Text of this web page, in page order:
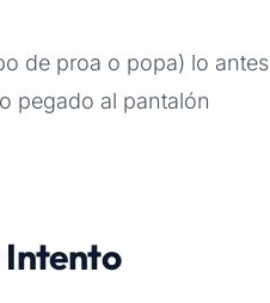
de proa o popa) lo antes
pegado al pantalón
Intento